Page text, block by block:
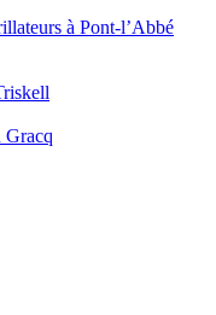
à Pont-l’Abbé
Gracq